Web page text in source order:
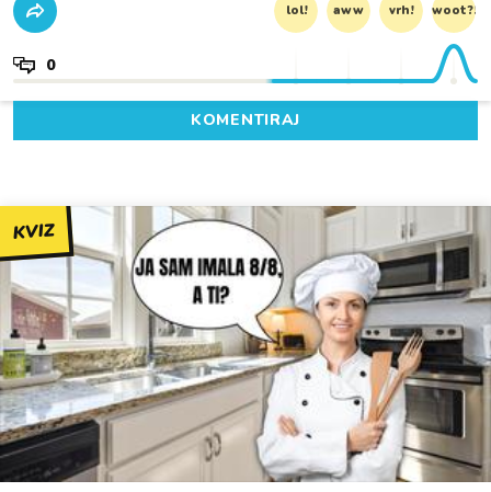
lol! aww vrh! woot?!
0
KOMENTIRAJ
KVIZ